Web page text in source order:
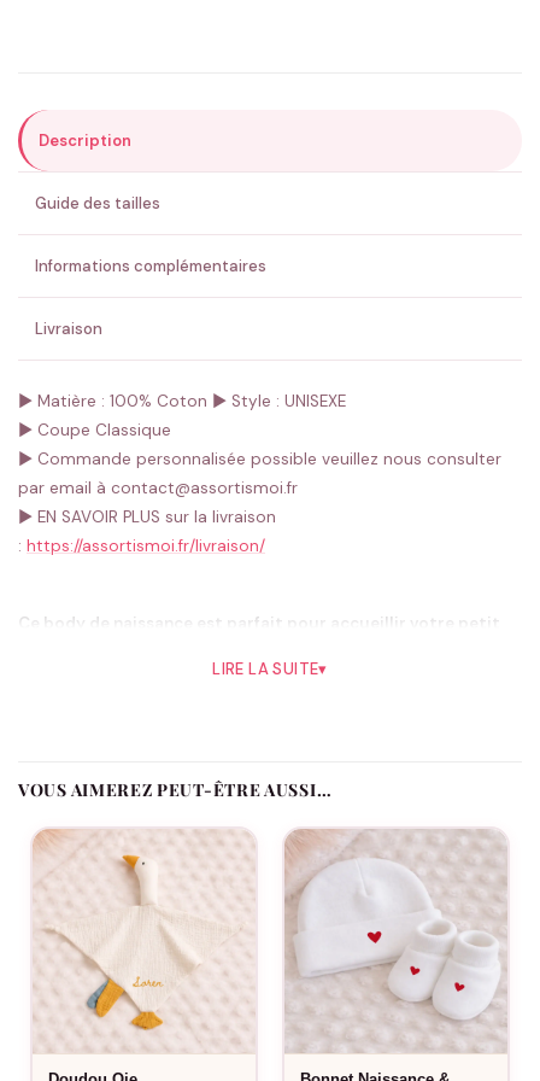
ENVOYER MA DEMANDE ✨
💚 Retour sous 24-48h🇫🇷 Flocage en France✅ Validation avant fabrication
Description
Guide des tailles
Informations complémentaires
Livraison
► Matière : 100% Coton ► Style : UNISEXE
► Coupe Classique
► Commande personnalisée possible veuillez nous consulter
par email à contact@assortismoi.fr
► EN SAVOIR PLUS sur la livraison
: https://assortismoi.fr/livraison/
Ce body de naissance est parfait pour accueillir votre petit
et charmante à la tenue de votre bébé.
naissance de votre bébé, le body de naissance Mini(e) « Nous
❤ » est le choix parfait. Ce body en coton doux et confortable
est imprimé avec un motif charmant et mignon qui fera fondre
le cœur de tous vos proches.
Avec des boutons-pression pratiques sur le devant et à
l’entrejambe, ce body est facile à enfiler et à enlever, ce qui le
rend parfait pour les nouveau-nés qui ont besoin de
changements fréquents de couches. De plus, le body est
LIRE LA SUITE▾
VOUS AIMEREZ PEUT-ÊTRE AUSSI…